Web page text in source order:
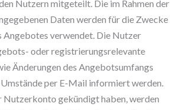
Nutzern mitgeteilt. Die im Rahmen der
Daten werden für die Zwecke
Angebotes verwendet. Die Nutzer
oder registrierungsrelevante
Änderungen des Angebotsumfangs
per E-Mail informiert werden.
Nutzerkonto gekündigt haben, werden